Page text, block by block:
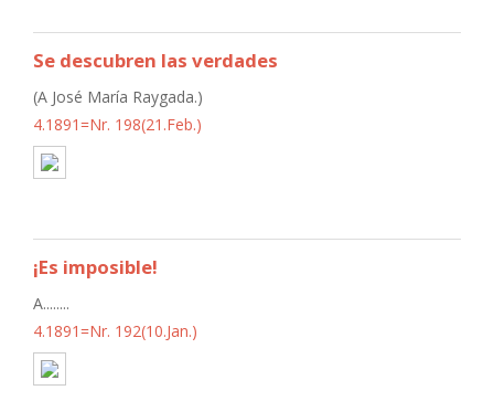
Se descubren las verdades
(A José María Raygada.)
4.1891=Nr. 198(21.Feb.)
¡Es imposible!
A........
4.1891=Nr. 192(10.Jan.)